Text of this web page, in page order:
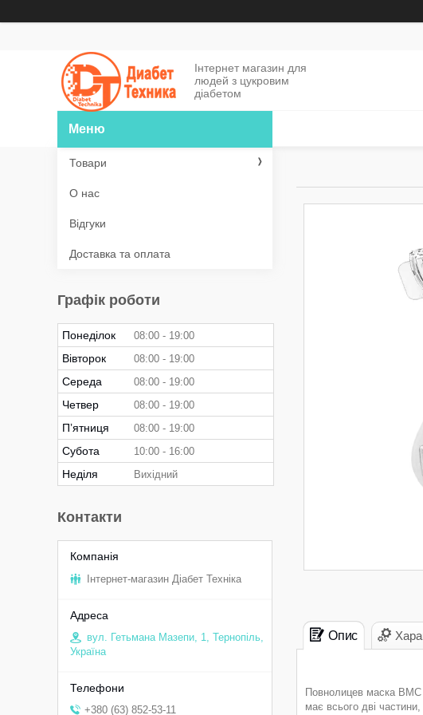
Інтернет магазин для
людей з цукровим
діабетом
Опис
Повнолицев маска
має всього дві
Товари
О нас
Відгуки
Доставка та оплата
Графік роботи
Понеділок 08:00 19:00
Вівторок 08:00 19:00
Середа 08:00 19:00
Четвер 08:00 19:00
Пʼятниця 08:00 19:00
Субота 10:00 16:00
Неділя Вихідний
Контакти
Інтернет-магазин Діабет Техніка
вул. Гетьмана Мазепи, 1, Тернопіль,
Україна
+380 (63) 852-53-11